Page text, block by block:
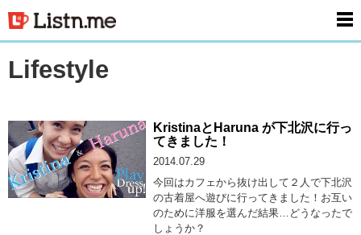
Lifestyle
KristinaとHaruna が下北沢に行っ
てきました！
2014.07.29
今回はカフェから抜け出して２人で下北沢
の古着屋へ遊びに行ってきました！お互い
のために洋服を選んだ結果…どうなったで
しょうか？